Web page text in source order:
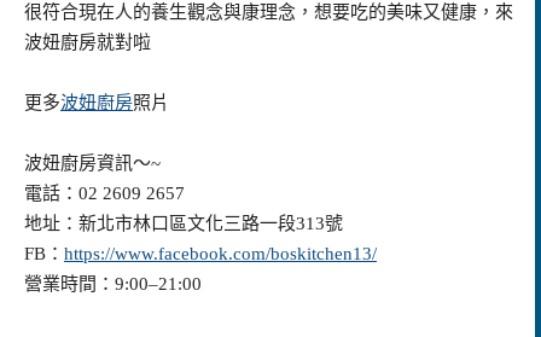
很符合現在人的養生觀念與康理念，想要吃的美味又健康，來
波妞廚房就對啦
更多波妞廚房照片
波妞廚房資訊～~
電話：02 2609 2657
地址：新北市林口區文化三路一段313號
FB： https://www.facebook.com/boskitchen13/
營業時間：9:00–21:00